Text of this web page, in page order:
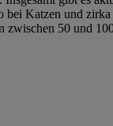
bei Katzen und
zwischen 50 und